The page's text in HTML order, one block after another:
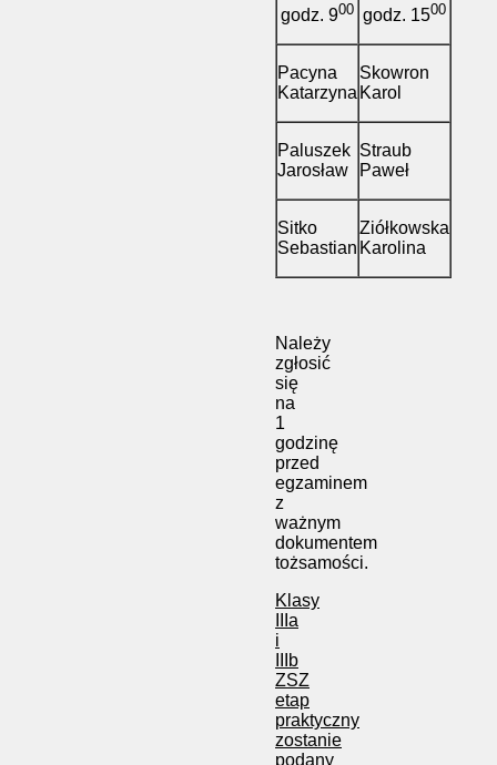
godz. 900 godz. 1500
Pacyna
Katarzyna
Skowron
Karol
Paluszek
Jarosław
Straub
Paweł
Sitko
Sebastian
Ziółkowska
Karolina
Należy
zgłosić
się
na
1
godzinę
przed
egzaminem
z
ważnym
dokumentem
tożsamości.
Klasy
IIIa
i
IIIb
ZSZ
etap
praktyczny
zostanie
podany